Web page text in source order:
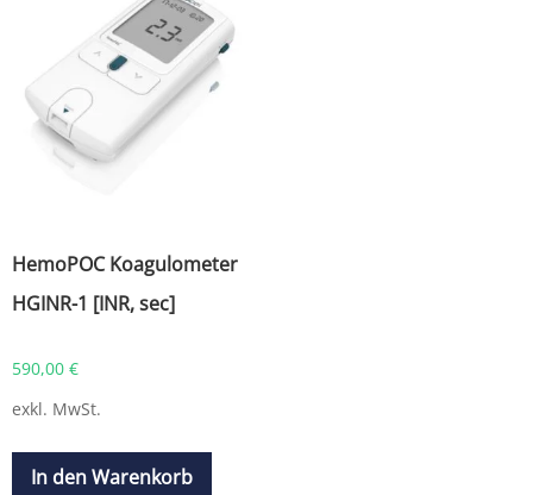
HemoPOC Koagulometer
HGINR-1 [INR, sec]
590,00 €
exkl. MwSt.
In den Warenkorb